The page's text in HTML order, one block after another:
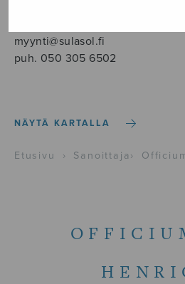
myynti@sulasol.fi
puh. 050 305 6502
NÄYTÄ KARTALLA
Etusivu › Sanoittaja ›